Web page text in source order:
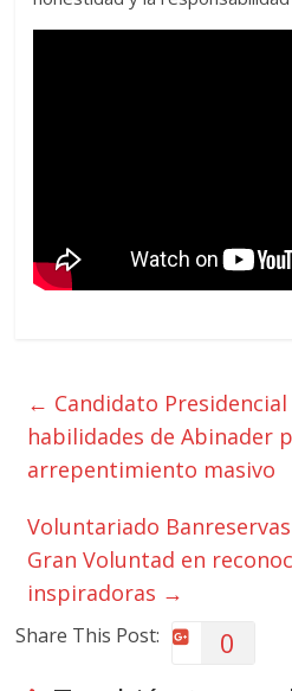
← Candidato Presidencial
habilidades de Abinader
arrepentimiento masivo
Voluntariado
Gran Voluntad en
inspiradoras →
Share This Post: 0